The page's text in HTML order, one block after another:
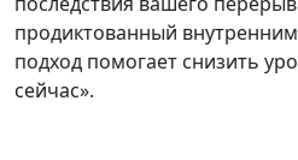
продиктованный
подход помогает снизить
сейчас».